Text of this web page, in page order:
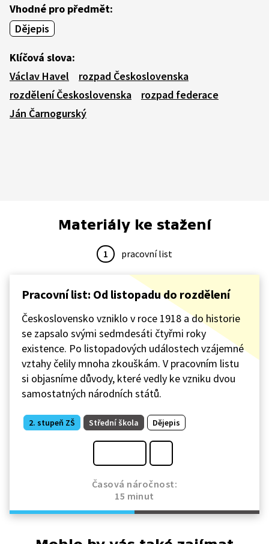
Vhodné pro předmět:
Dějepis
Klíčová slova:
Václav Havel
rozpad Československa
rozdělení Československa
rozpad federace
Ján Čarnogurský
Materiály ke stažení
1 pracovní list
Pracovní list: Od listopadu do rozdělení
Československo vzniklo v roce 1918 a do historie
se zapsalo svými sedmdesáti čtyřmi roky
existence. Po listopadových událostech vzájemné
vztahy čelily mnoha zkouškám. V pracovním listu
si objasníme důvody, které vedly ke vzniku dvou
samostatných národních států.
2. stupeň ZŠ Střední škola Dějepis
Časová náročnost:
15 minut